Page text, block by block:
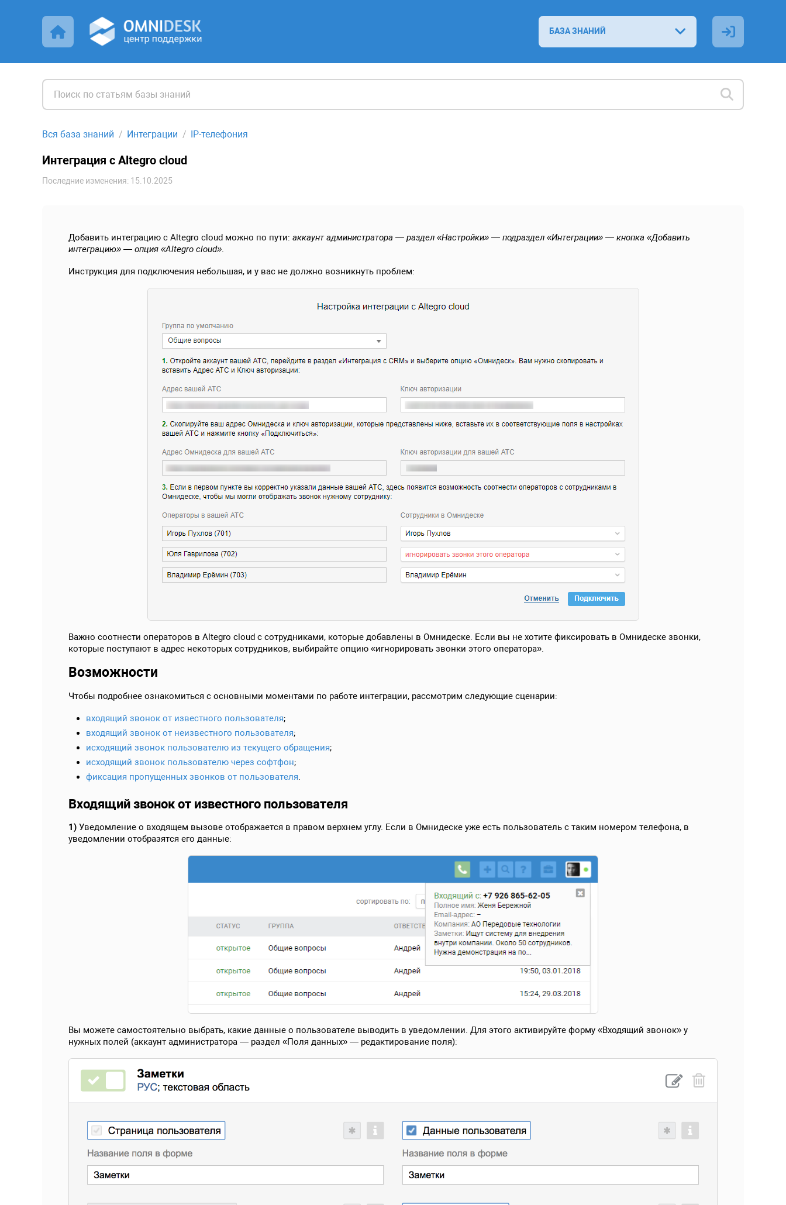
БАЗА ЗНАНИЙ
Вся база знаний Интеграции IP-телефония
Интеграция с Altegro cloud
Последние изменения: 15.10.2025
Добавить интеграцию с Altegro cloud можно по пути: аккаунт администратора — раздел «Настройки» — подраздел «Интеграции» — кнопка «Добавить
интеграцию» — опция «Altegro cloud».
Инструкция для подключения небольшая, и у вас не должно возникнуть проблем:
Важно соотнести операторов в Altegro cloud с сотрудниками, которые добавлены в Омнидеске. Если вы не хотите фиксировать в Омнидеске звонки,
которые поступают в адрес некоторых сотрудников, выбирайте опцию «игнорировать звонки этого оператора».
Возможности
Чтобы подробнее ознакомиться с основными моментами по работе интеграции, рассмотрим следующие сценарии:
входящий звонок от известного пользователя;
входящий звонок от неизвестного пользователя;
исходящий звонок пользователю из текущего обращения;
исходящий звонок пользователю через софтфон;
фиксация пропущенных звонков от пользователя.
Входящий звонок от известного пользователя
1) Уведомление о входящем вызове отображается в правом верхнем углу. Если в Омнидеске уже есть пользователь с таким номером телефона, в
уведомлении отобразятся его данные:
Вы можете самостоятельно выбрать, какие данные о пользователе выводить в уведомлении. Для этого активируйте форму «Входящий звонок» у
нужных полей (аккаунт администратора — раздел «Поля данных» — редактирование поля):